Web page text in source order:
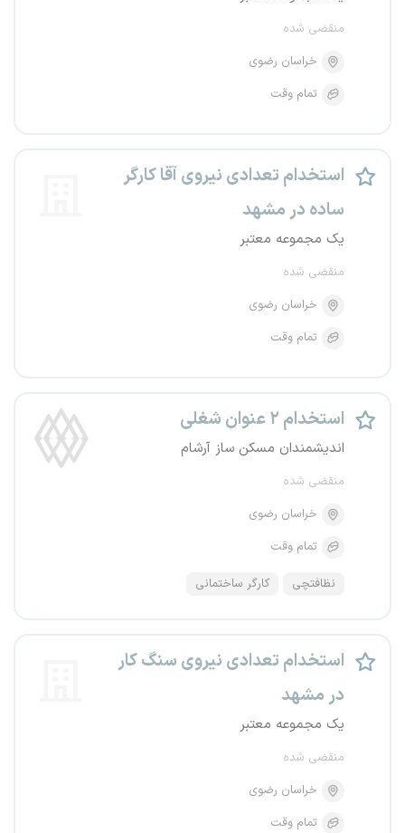
منقضی شده
خراسان رضوی
تمام وقت
استخدام تعدادی نیروی آقا کارگر
ساده در مشهد
یک مجموعه معتبر
منقضی شده
خراسان رضوی
تمام وقت
استخدام ۲ عنوان شغلی
اندیشمندان مسکن ساز آرشام
منقضی شده
خراسان رضوی
تمام وقت
نظافتچی کارگر ساختمانی
استخدام تعدادی نیروی سنگ کار
در مشهد
یک مجموعه معتبر
منقضی شده
خراسان رضوی
تمام وقت